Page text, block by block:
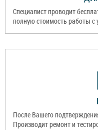
Специалист проводит
полную стоимость работы с
После Вашего
Производит ремонт и